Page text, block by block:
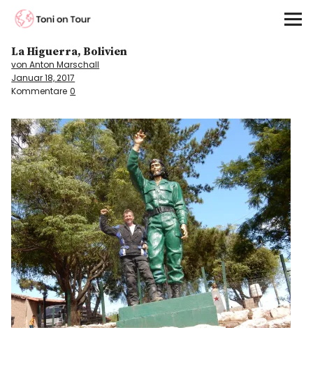
Toni on Tour
Startseite
About
On the Road
Kontinente
Kontakt
Info
La Higuerra, Bolivien
von Anton Marschall
Januar 18, 2017
Kommentare 0